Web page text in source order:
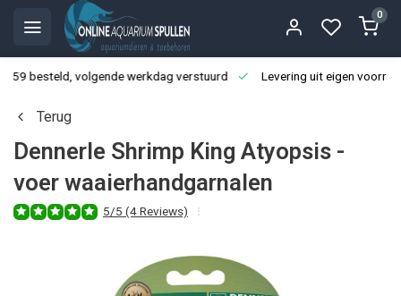
0
besteld, volgende werkdag verstuurd Levering uit eigen
Terug
Dennerle Shrimp King Atyopsis -
voer waaierhandgarnalen
5/5 (4 Reviews)